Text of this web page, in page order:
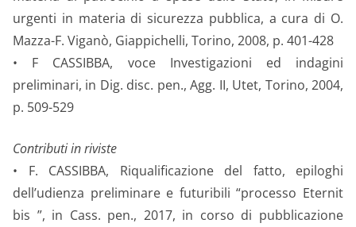
urgenti in materia di sicurezza pubblica, a cura di O.
Mazza-F. Viganò, Giappichelli, Torino, 2008, p. 401-428
• F CASSIBBA, voce Investigazioni ed indagini
preliminari, in Dig. disc. pen., Agg. II, Utet, Torino, 2004,
p. 509-529
Contributi in riviste
• F. CASSIBBA, Riqualificazione del fatto, epiloghi
dell’udienza preliminare e futuribili “processo Eternit
bis ”, in Cass. pen., 2017, in corso di pubblicazione